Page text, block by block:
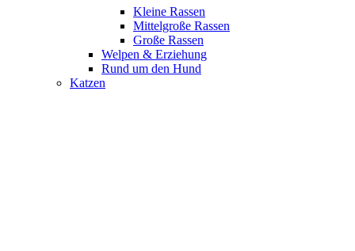
Kleine Rassen
Mittelgroße Rassen
Große Rassen
Welpen & Erziehung
Rund um den Hund
Katzen